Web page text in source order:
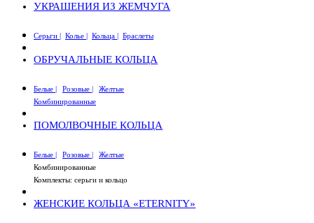
УКРАШЕНИЯ ИЗ ЖЕМЧУГА
Серьги | Колье | Кольца | Браслеты
ОБРУЧАЛЬНЫЕ КОЛЬЦА
Белые | Розовые |
Желтые
Комбинированные
ПОМОЛВОЧНЫЕ КОЛЬЦА
Белые | Розовые |
Желтые
Комбинированные
Комплекты: серьги и кольцо
ЖЕНСКИЕ КОЛЬЦА «ETERNITY»